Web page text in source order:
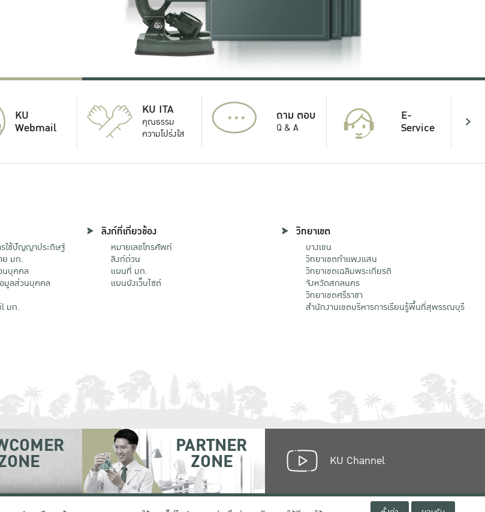
KU
Webmail
KU ITA
คุณธรรม
ความโปร่งใส
... ถาม ตอบ
Q & A
E-
Service
ใช้ปัญญาประดิษฐ์
ย มก.
นบุคคล
มูลส่วนบุคคล
มก.
ลิงก์ที่เกี่ยวข้อง
หมายเลขโทรศัพท์
ลิงก์ด่วน
แผนที่ มก.
แผนผังเว็บไซต์
วิทยาเขต
บางเขน
วิทยาเขตกําแพงแสน
วิทยาเขตเฉลิมพระเกียรติ
จังหวัดสกลนคร
วิทยาเขตศรีราชา
สำนักงานเขตบริหารการเรียนรู้พื้นที่สุพรรณบุรี
PARTNER
ZONE KU Channel